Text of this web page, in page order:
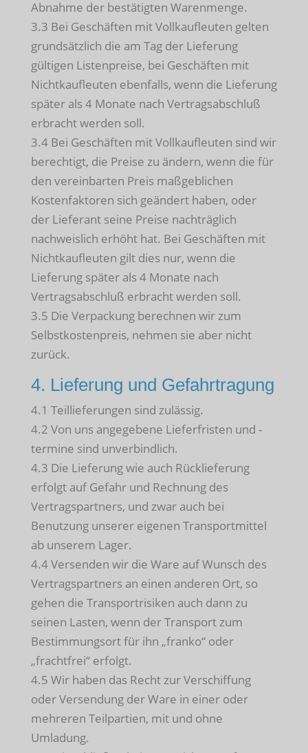
Abnahme der bestätigten Warenmenge.
3.3 Bei Geschäften mit Vollkaufleuten gelten
grundsätzlich die am Tag der Lieferung
gültigen Listenpreise, bei Geschäften mit
Nichtkaufleuten ebenfalls, wenn die Lieferung
später als 4 Monate nach Vertragsabschluß
erbracht werden soll.
3.4 Bei Geschäften mit Vollkaufleuten sind wir
berechtigt, die Preise zu ändern, wenn die für
den vereinbarten Preis maßgeblichen
Kostenfaktoren sich geändert haben, oder
der Lieferant seine Preise nachträglich
nachweislich erhöht hat. Bei Geschäften mit
Nichtkaufleuten gilt dies nur, wenn die
Lieferung später als 4 Monate nach
Vertragsabschluß erbracht werden soll.
3.5 Die Verpackung berechnen wir zum
Selbstkostenpreis, nehmen sie aber nicht
zurück.
4. Lieferung und Gefahrtragung
4.1 Teillieferungen sind zulässig.
4.2 Von uns angegebene Lieferfristen und -
termine sind unverbindlich.
4.3 Die Lieferung wie auch Rücklieferung
erfolgt auf Gefahr und Rechnung des
Vertragspartners, und zwar auch bei
Benutzung unserer eigenen Transportmittel
ab unserem Lager.
4.4 Versenden wir die Ware auf Wunsch des
Vertragspartners an einen anderen Ort, so
gehen die Transportrisiken auch dann zu
seinen Lasten, wenn der Transport zum
Bestimmungsort für ihn „franko“ oder
„frachtfrei“ erfolgt.
4.5 Wir haben das Recht zur Verschiffung
oder Versendung der Ware in einer oder
mehreren Teilpartien, mit und ohne
Umladung.